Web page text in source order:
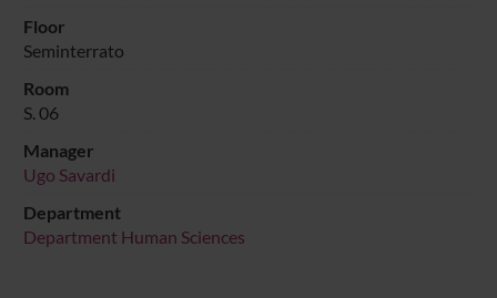
Floor
Seminterrato
Room
S. 06
Manager
Ugo Savardi
Department
Department Human Sciences